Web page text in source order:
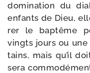
domi­na­tion du
enfants de Dieu,
rer le bap­tême
vingts jours ou
tains, mais qu’il
sera